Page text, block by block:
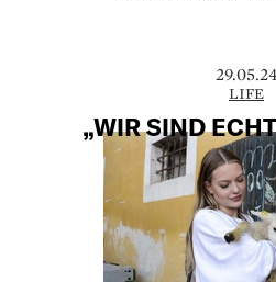
LIFE
„WIR SIND